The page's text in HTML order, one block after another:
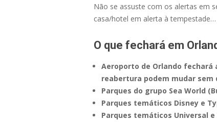
Não se assuste com os alertas em
casa/hotel em alerta à
O que fechará em
Aeroporto de Orlando fechará
reabertura podem mudar sem
Parques do grupo Sea World
Parques temáticos Disney e
Parques temáticos Universal e